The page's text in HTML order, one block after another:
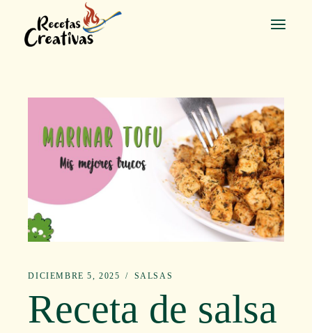
contenido
DICIEMBRE 5, 2025 SALSAS
Receta de salsa